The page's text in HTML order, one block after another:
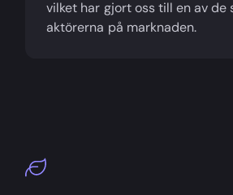
vilket har gjort oss till en av de
aktörerna på marknaden.